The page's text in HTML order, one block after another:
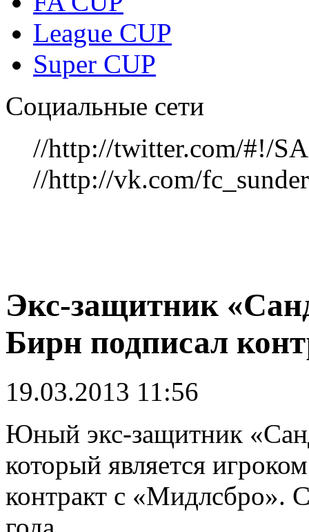
League CUP
Super CUP
Социальные сети
//http://twitter.com/#!/
//http://vk.com/
Экс-защитник
Бирн подписал
19.03.2013 11:56
Юный экс-защитник
который является
контракт с «Мидлсбро».